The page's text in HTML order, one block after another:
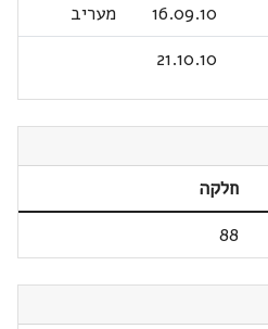
16.09.10
מעריב
21.10.10
חלקה
88